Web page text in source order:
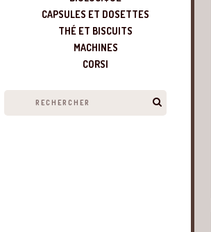
CAPSULES ET DOSETTES
THÉ ET BISCUITS
MACHINES
CORSI